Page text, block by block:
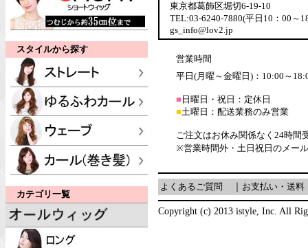
スタイルから探す
カテゴリ一覧
東京都葛飾区堀切6-19-10
TEL:03-6240-7880(平日10：00～
gs_info@lov2.jp
営業時間
平日(月曜～金曜日)：10:00～
■ 日曜日・祝日：定休日
■土曜日：配送業務のみ営業
ご注文はお休み関係なく24時間
※営業時間外・土日祝日のメー
よくあるご質問 お支払い・送料
Copyright (c) 2013 istyle, Inc. All